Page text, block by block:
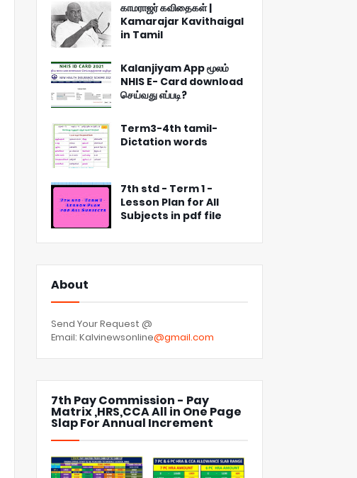
காமராஜர் கவிதைகள் |
Kamarajar Kavithaigal
in Tamil
Kalanjiyam App மூலம்
NHIS E- Card download
செய்வது எப்படி?
Term3-4th tamil-
Dictation words
7th std - Term 1 -
Lesson Plan for All
Subjects in pdf file
About
Send Your Request @
Email: Kalvinewsonline@gmail.com
7th Pay Commission - Pay
Matrix ,HRS,CCA All in One Page
Slap For Annual Increment